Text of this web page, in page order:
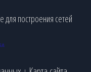
построения сетей